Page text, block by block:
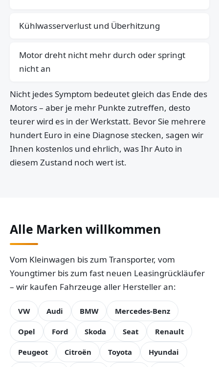
Kühlwasserverlust und Überhitzung
Motor dreht nicht mehr durch oder springt
nicht an
Nicht jedes Symptom bedeutet gleich das Ende des
Motors – aber je mehr Punkte zutreffen, desto
teurer wird es in der Werkstatt. Bevor Sie mehrere
hundert Euro in eine Diagnose stecken, sagen wir
Ihnen kostenlos und ehrlich, was Ihr Auto in
diesem Zustand noch wert ist.
Alle Marken willkommen
Vom Kleinwagen bis zum Transporter, vom
Youngtimer bis zum fast neuen Leasingrückläufer
– wir kaufen Fahrzeuge aller Hersteller an:
VW Audi BMW Mercedes-Benz
Opel Ford Skoda Seat Renault
Peugeot Citroën Toyota Hyundai